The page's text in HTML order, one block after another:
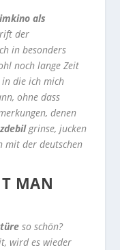
als
der
in besonders
noch lange Zeit
die ich mich
ohne dass
denen
grinse, jucken
mit der deutschen
MAN
so schön?
wird es wieder